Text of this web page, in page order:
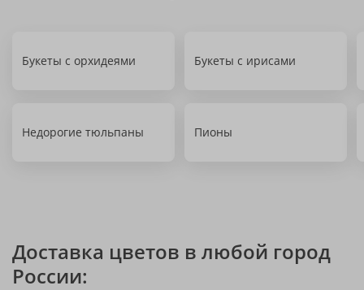
Букеты с орхидеями Букеты с ирисами
Недорогие тюльпаны Пионы
Доставка цветов в любой город
России: